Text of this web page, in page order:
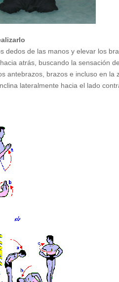
dedos de las manos y elevar los
atrás, buscando la sensación
antebrazos, brazos e incluso en
lateralmente hacia el lado